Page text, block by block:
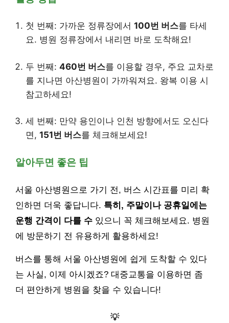
첫 번째: 가까운 정류장에서 100번 버스를 타세
요. 병원 정류장에서 내리면 바로 도착해요!
두 번째: 460번 버스를 이용할 경우, 주요 교차로
를 지나면 아산병원이 가까워져요. 왕복 이용 시
참고하세요!
세 번째: 만약 용인이나 인천 방향에서도 오신다
면, 151번 버스를 체크해보세요!
알아두면 좋은 팁
서울 아산병원으로 가기 전, 버스 시간표를 미리 확
인하면 더욱 좋답니다. 특히, 주말이나 공휴일에는
운행 간격이 다를 수 있으니 꼭 체크해보세요. 병원
에 방문하기 전 유용하게 활용하세요!
버스를 통해 서울 아산병원에 쉽게 도착할 수 있다
는 사실, 이제 아시겠죠? 대중교통을 이용하면 좀
더 편안하게 병원을 찾을 수 있습니다!
💡